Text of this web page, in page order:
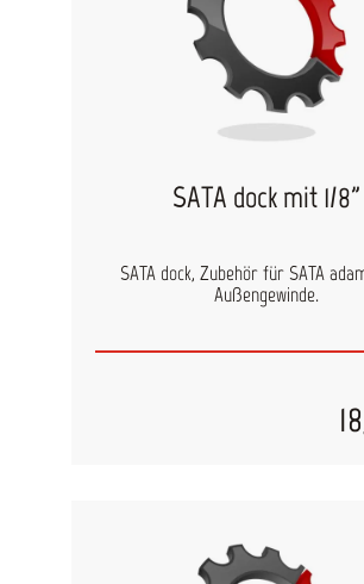
SATA dock mit 1/8"
SATA dock, Zubehör für SATA
Außengewinde.